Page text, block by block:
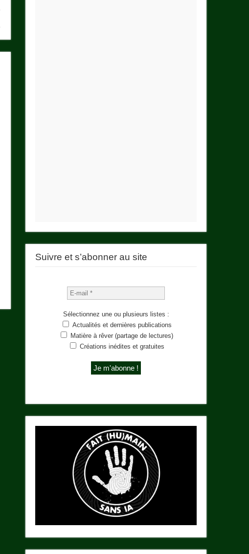
Suivre et s’abonner au site
Sélectionnez une ou plusieurs listes :
Actualités et dernières publications
Matière à rêver (partage de lectures)
Créations inédites et gratuites